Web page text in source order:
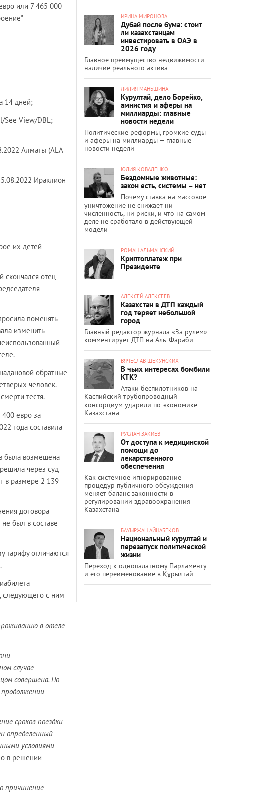
или 7 465 000
14 дней;
See View/DBL;
Алматы (ALA
Ираклион
их детей -
скончался отец –
поменять
изменить
обратные
человек.
тестя.
400 евро за
года составила
была возмещена
через суд
в размере 2 139
договора
был в составе
тарифу отличаются
следующего с ним
в отеле
случае
совершена. По
сроков поездки
определенный
условиями
в решении
причинение
ИРИНА МИРОНОВА
Дубай после бума: стоит
ли казахстанцам
инвестировать в ОАЭ в
2026 году
Главное преимущество недвижимости –
наличие реального актива
ЛИЛИЯ МАНЬШИНА
Курултай, дело Борейко,
амнистия и аферы на
миллиарды: главные
новости недели
Политические реформы, громкие суды
и аферы на миллиарды — главные
новости недели
ЮЛИЯ КОВАЛЕНКО
Бездомные животные:
закон есть, системы – нет
Почему ставка на массовое
уничтожение не снижает ни
численность, ни риски, и что на самом
деле не сработало в действующей
модели
РОМАН АЛЬМАНСКИЙ
Криптоплатеж при
Президенте
АЛЕКСЕЙ АЛЕКСЕЕВ
Казахстан в ДТП каждый
год теряет небольшой
город
Главный редактор журнала «За рулём»
комментирует ДТП на Аль-Фараби
ВЯЧЕСЛАВ ЩЕКУНСКИХ
В чьих интересах бомбили
КТК?
Атаки беспилотников на
Каспийский трубопроводный
консорциум ударили по экономике
Казахстана
РУСЛАН ЗАКИЕВ
От доступа к медицинской
помощи до
лекарственного
обеспечения
Как системное игнорирование
процедур публичного обсуждения
меняет баланс законности в
регулировании здравоохранения
Казахстана
БАУЫРЖАН АЙНАБЕКОВ
Национальный курултай и
перезапуск политической
жизни
Переход к однопалатному Парламенту
и его переименование в Құрылтай